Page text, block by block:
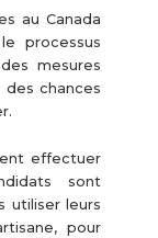
au Canada
processus
mesures
chances
effectuer
sont
utiliser leurs
pour